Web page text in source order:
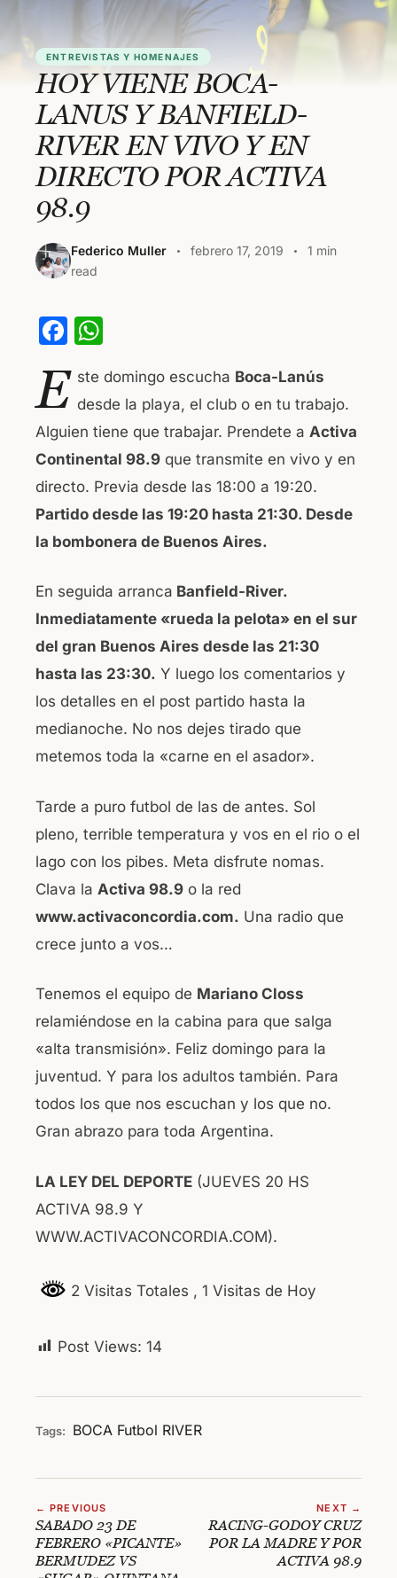
ENTREVISTAS Y HOMENAJES
HOY VIENE BOCA-
LANUS Y BANFIELD-
RIVER EN VIVO Y EN
DIRECTO POR ACTIVA
98.9
Federico Muller febrero 17, 2019
1 min
read
F
c
e
b
o
o
k
at
s
A
p
p
E ste domingo escucha Boca-Lanús
desde la playa, el club o en tu trabajo.
Alguien tiene que trabajar. Prendete a Activa
Continental 98.9 que transmite en vivo y en
directo. Previa desde las 18:00 a 19:20.
Partido desde las 19:20 hasta 21:30. Desde
la bombonera de Buenos Aires.
En seguida arranca Banfield-River.
Inmediatamente «rueda la pelota» en el sur
del gran Buenos Aires desde las 21:30
hasta las 23:30. Y luego los comentarios y
los detalles en el post partido hasta la
medianoche. No nos dejes tirado que
metemos toda la «carne en el asador».
Tarde a puro futbol de las de antes. Sol
pleno, terrible temperatura y vos en el rio o el
lago con los pibes. Meta disfrute nomas.
Clava la Activa 98.9 o la red
www.activaconcordia.com. Una radio que
crece junto a vos…
Tenemos el equipo de Mariano Closs
relamiéndose en la cabina para que salga
«alta transmisión». Feliz domingo para la
juventud. Y para los adultos también. Para
todos los que nos escuchan y los que no.
Gran abrazo para toda Argentina.
LA LEY DEL DEPORTE (JUEVES 20 HS
ACTIVA 98.9 Y
WWW.ACTIVACONCORDIA.COM).
2 Visitas Totales , 1 Visitas de Hoy
Post Views: 14
Tags: BOCA Futbol RIVER
← PREVIOUS
SABADO 23 DE
FEBRERO «PICANTE»
BERMUDEZ VS
NEXT →
RACING-GODOY CRUZ
POR LA MADRE Y POR
ACTIVA 98.9